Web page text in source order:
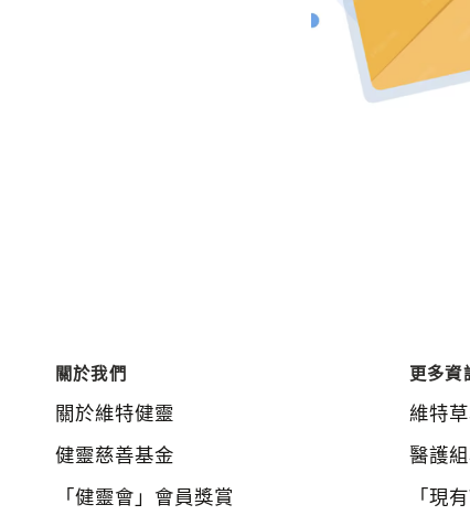
關於我們
關於維特健靈
健靈慈善基金
「健靈會」會員獎賞
更多資
維特
醫護
「現